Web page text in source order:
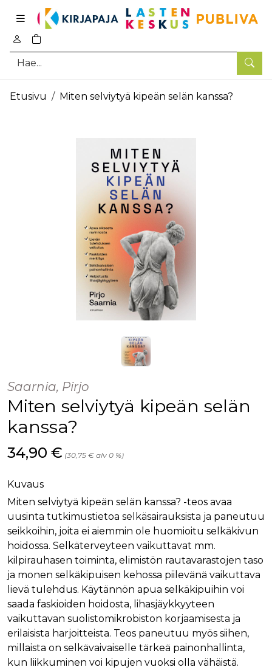
Hae
0
tuotetta ostoskorissa
Pääsisältö
Etusivu Miten selviytyä kipeän selän kanssa?
Saarnia, Pirjo
Miten selviytyä kipeän selän
kanssa?
Hinta nyt
34,90 € (30,75 € alv 0 %)
Kuvaus
Miten selviytyä kipeän selän kanssa? -teos avaa
uusinta tutkimustietoa selkäsairauksista ja paneutuu
seikkoihin, joita ei aiemmin ole huomioitu selkäkivun
hoidossa. Selkäterveyteen vaikuttavat mm.
kilpirauhasen toiminta, elimistön rautavarastojen taso
ja monen selkäkipuisen kehossa piilevänä vaikuttava
lievä tulehdus. Käytännön apua selkäkipuihin voi
saada faskioiden hoidosta, lihasjäykkyyteen
vaikuttavan suolistomikrobiston korjaamisesta ja
erilaisista harjoitteista. Teos paneutuu myös siihen,
millaista on selkävaivaiselle tärkeä painonhallinta,
kun liikkuminen voi kipujen vuoksi olla vähäistä.